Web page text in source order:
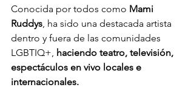
Conocida por todos como Mami
Ruddys , ha sido una destacada artista
dentro y fuera de las comunidades
LGBTIQ+, haciendo teatro, televisión,
espectáculos en vivo locales e
internacionales.